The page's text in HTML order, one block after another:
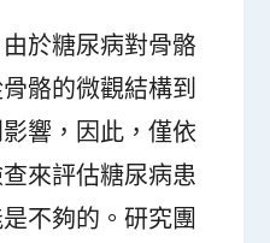
於糖尿病對骨骼
骼的微觀結構到
響，因此，僅依
來評估糖尿病患
不夠的。研究團